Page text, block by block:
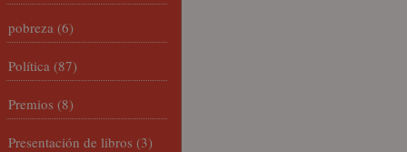
pobreza (6)
Política (87)
Premios (8)
Presentación de libros (3)